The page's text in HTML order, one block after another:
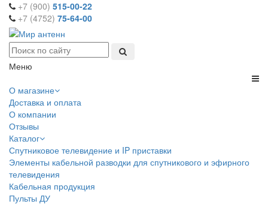
+7 (900) 515-00-22
+7 (4752) 75-64-00
Меню
О магазине
Доставка и оплата
О компании
Отзывы
Каталог
Спутниковое телевидение и IP приставки
Элементы кабельной разводки для спутникового и эфирного
телевидения
Кабельная продукция
Пульты ДУ